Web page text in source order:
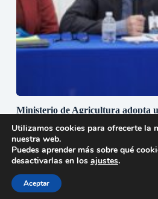
Ministerio de Agricultura adopta
mangos hacia Europa y los
20 de julio de 2026
Copyright © 2026 - Tema para
Utilizamos cookies para ofrecerte la
nuestra web.
Puedes aprender más sobre qué
desactivarlas en los ajustes.
Aceptar